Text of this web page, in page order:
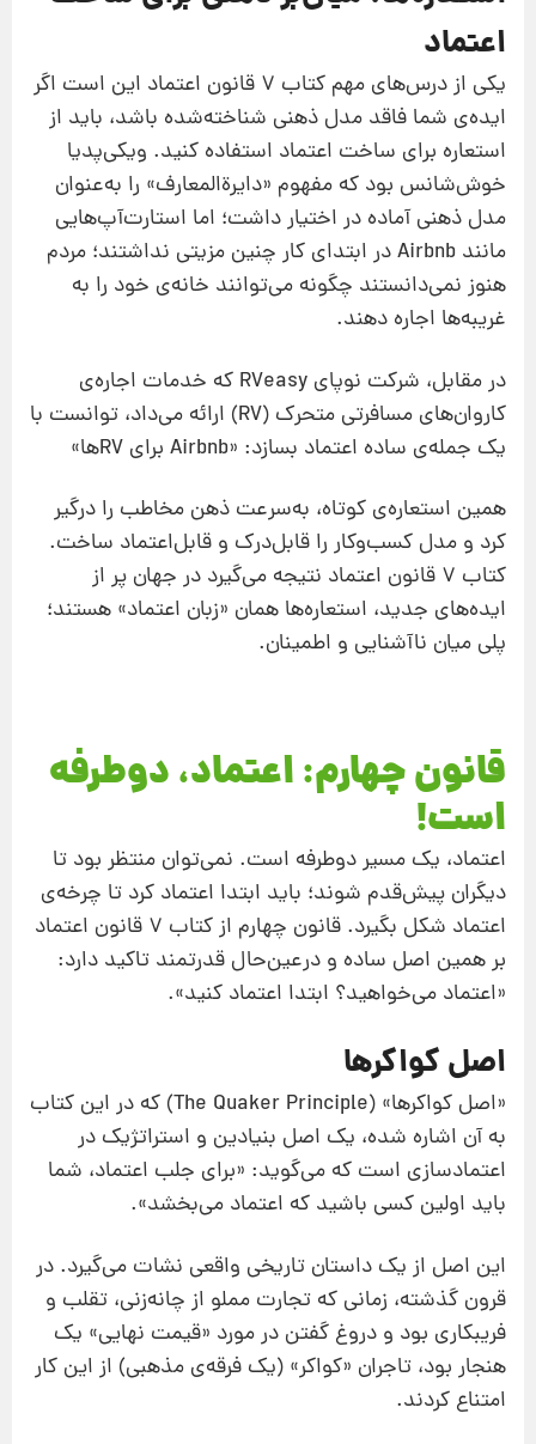
اعتماد
یکی از درس‌های مهم کتاب 7 قانون اعتماد این است اگر
ایده‌ی شما فاقد مدل ذهنی شناخته‌شده باشد، باید از
استعاره برای ساخت اعتماد استفاده کنید. ویکی‌پدیا
خوش‌شانس بود که مفهوم «دایرةالمعارف» را به‌عنوان
مدل ذهنی آماده در اختیار داشت؛ اما استارت‌آپ‌هایی
مانند Airbnb در ابتدای کار چنین مزیتی نداشتند؛ مردم
هنوز نمی‌دانستند چگونه می‌توانند خانه‌ی خود را به
غریبه‌ها اجاره دهند.
در مقابل، شرکت نوپای RVeasy که خدمات اجاره‌ی
کاروان‌های مسافرتی متحرک (RV) ارائه می‌داد، توانست با
یک جمله‌ی ساده اعتماد بسازد: «Airbnb برای RVها»
همین استعاره‌ی کوتاه، به‌سرعت ذهن مخاطب را درگیر
کرد و مدل کسب‌وکار را قابل‌درک و قابل‌اعتماد ساخت.
کتاب 7 قانون اعتماد نتیجه می‌گیرد در جهان پر از
ایده‌های جدید، استعاره‌ها همان «زبان اعتماد» هستند؛
پلی میان ناآشنایی و اطمینان.
قانون چهارم: اعتماد، دوطرفه
است!
اعتماد، یک مسیر دوطرفه است. نمی‌توان منتظر بود تا
دیگران پیش‌قدم شوند؛ باید ابتدا اعتماد کرد تا چرخه‌ی
اعتماد شکل بگیرد. قانون چهارم از کتاب 7 قانون اعتماد
بر همین اصل ساده و درعین‌حال قدرتمند تاکید دارد:
«اعتماد می‌خواهید؟ ابتدا اعتماد کنید».
اصل کواکرها
«اصل کواکرها» (The Quaker Principle) که در این کتاب
به آن اشاره شده، یک اصل بنیادین و استراتژیک در
اعتمادسازی است که می‌گوید: «برای جلب اعتماد، شما
باید اولین کسی باشید که اعتماد می‌بخشد».
این اصل از یک داستان تاریخی واقعی نشات می‌گیرد. در
قرون گذشته، زمانی که تجارت مملو از چانه‌زنی، تقلب و
فریبکاری بود و دروغ گفتن در مورد «قیمت نهایی» یک
هنجار بود، تاجران «کواکر» (یک فرقه‌ی مذهبی) از این کار
امتناع کردند.